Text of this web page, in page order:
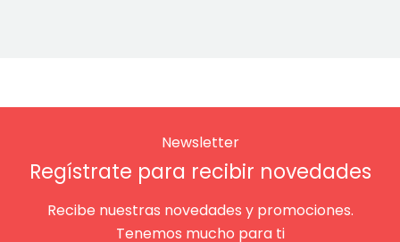
Newsletter
Regístrate para recibir novedades
Recibe nuestras novedades y promociones.
Tenemos mucho para ti